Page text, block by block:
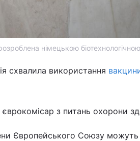
німецькою
схвалила використання
з питань охорони
Європейського Союзу можуть